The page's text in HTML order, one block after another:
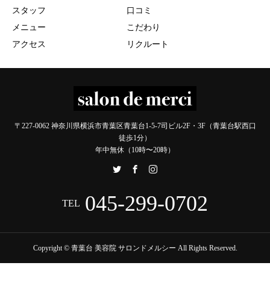
スタッフ
メニュー
アクセス
口コミ
こだわり
リクルート
〒227-0062 神奈川県横浜市青葉区青葉台1-5-7司ビル2F・3F（青葉台駅西口
徒歩1分）
年中無休（10時〜20時）
TEL 045-299-0702
Copyright © 青葉台 美容院 サロンドメルシー All Rights Reserved.